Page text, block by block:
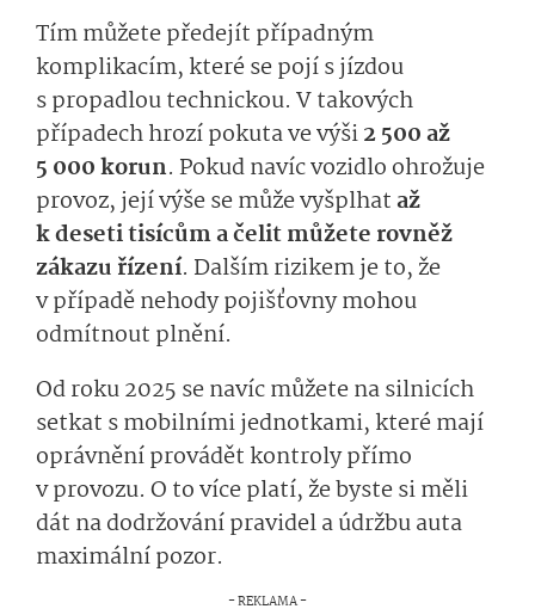
Tím můžete předejít případným
komplikacím, které se pojí s jízdou
s propadlou technickou. V takových
případech hrozí pokuta ve výši2 500 až
5 000 korun. Pokud navíc vozidlo ohrožuje
provoz, její výše se může vyšplhataž
k deseti tisícům a čelit můžete rovněž
zákazu řízení. Dalším rizikem je to, že
v případě nehody pojišťovny mohou
odmítnout plnění.
Od roku 2025 se navíc můžete na silnicích
setkat s mobilními jednotkami, které mají
oprávnění provádět kontroly přímo
v provozu. O to více platí, že byste si měli
dát na dodržování pravidel a údržbu auta
maximální pozor.